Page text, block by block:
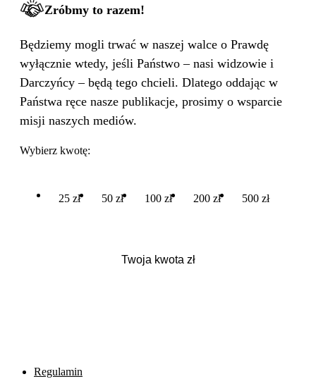
Zróbmy to razem!
Będziemy mogli trwać w naszej walce o Prawdę
wyłącznie wtedy, jeśli Państwo – nasi widzowie i
Darczyńcy – będą tego chcieli. Dlatego oddając w
Państwa ręce nasze publikacje, prosimy o wsparcie
misji naszych mediów.
Wybierz kwotę:
25 zł 50 zł 100 zł 200 zł 500 zł
Regulamin